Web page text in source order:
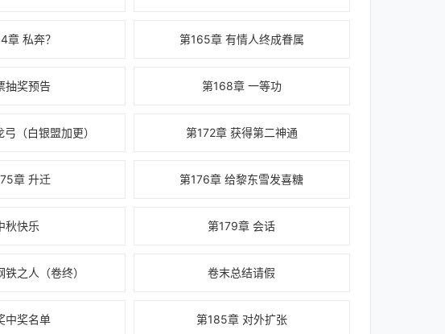
章 私奔？ 第165章 有情人终成眷属
抽奖预告 第168章 一等功
（白银盟加更） 第172章 获得第二神通
章 升迁 第176章 给黎东雪发喜糖
秋快乐 第179章 会话
之人（卷终） 卷末总结请假
中奖名单 第185章 对外扩张